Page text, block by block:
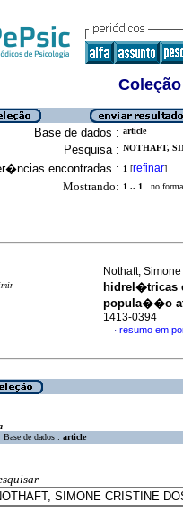
Base de dados : article
Pesquisa : NOTHAFT,
encontradas : 1 [refinar]
Mostrando: 1 .. 1 no
Nothaft,
hidrel�tricas
popula��o
1413-0394
· resumo em
Base de dados : article